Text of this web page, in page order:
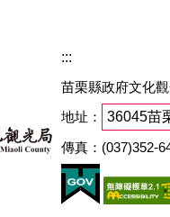
:::
苗栗縣政府文化
地址：
36045苗
傳真：(037)352-